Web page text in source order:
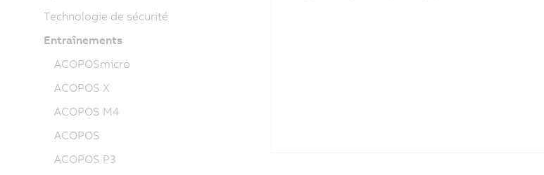
Technologie de sécurité
Entraînements
ACOPOSmicro
ACOPOS X
ACOPOS M4
ACOPOS
ACOPOS P3